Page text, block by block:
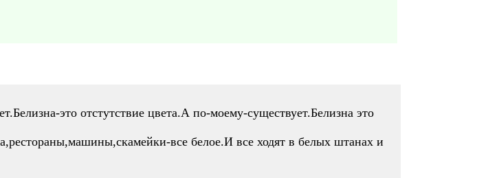
это отстутствие цвета.А по-моему-существует.Белизна это
все белое.И все ходят в белых штанах и